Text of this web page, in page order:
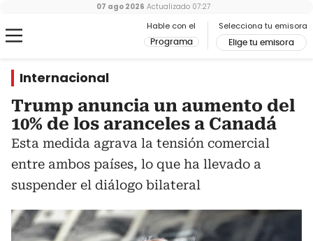
Hable con el
Programa
Selecciona tu emisora
Elige tu emisora
07 ago 2026 Actualizado 07:27
Internacional
Trump anuncia un aumento del
10% de los aranceles a Canadá
Esta medida agrava la tensión comercial
entre ambos países, lo que ha llevado a
suspender el diálogo bilateral